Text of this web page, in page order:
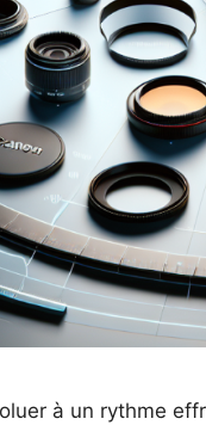
à un rythme